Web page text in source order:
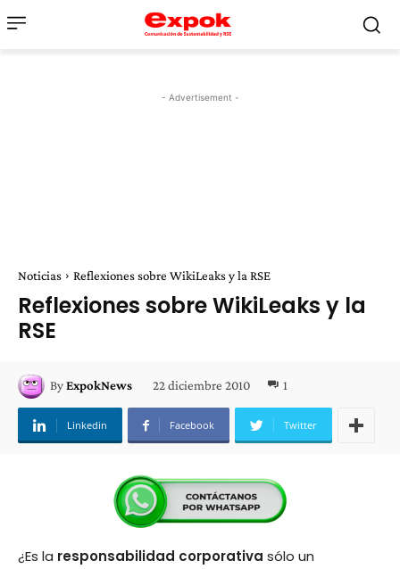
- Advertisement -
Noticias Reflexiones sobre WikiLeaks y la RSE
Reflexiones sobre WikiLeaks y la
RSE
ByExpokNews 22 diciembre 2010 1
Linkedin Facebook Twitter
¿Es la responsabilidad corporativa sólo un